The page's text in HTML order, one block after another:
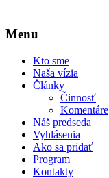
Menu
Kto sme
Naša vízia
Články
Činnosť
Komentáre
Náš predseda
Vyhlásenia
Ako sa pridať
Program
Kontakty